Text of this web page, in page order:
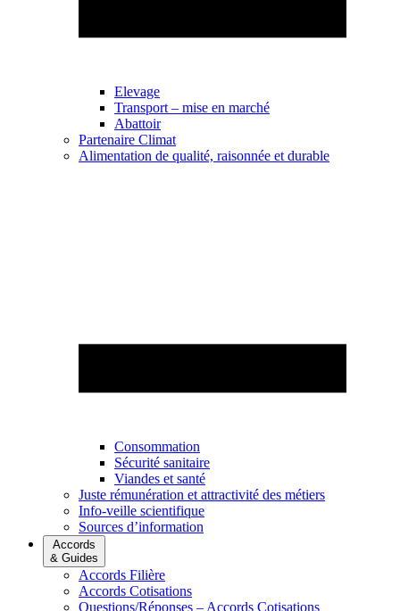
Elevage
Transport – mise en marché
Abattoir
Partenaire Climat
Alimentation de qualité, raisonnée et durable
Consommation
Sécurité sanitaire
Viandes et santé
Juste rémunération et attractivité des métiers
Info-veille scientifique
Sources d’information
Accords
& Guides
Accords Filière
Accords Cotisations
Questions/Réponses – Accords Cotisations